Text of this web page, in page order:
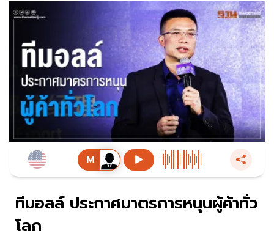
ทีมอลล์ ประกาศมาตรการหนุนผู้ค้าทั่ว
โลก